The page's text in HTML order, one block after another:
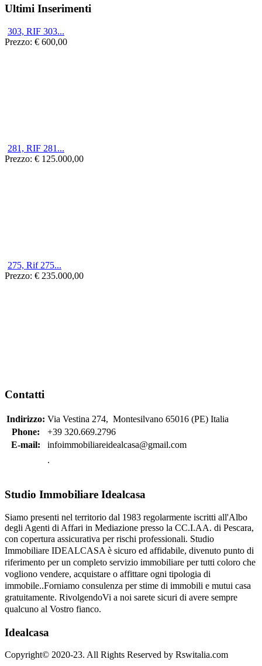
Ultimi Inserimenti
303, RIF 303...
Prezzo: € 600,00
281, RIF 281...
Prezzo: € 125.000,00
275, Rif 275...
Prezzo: € 235.000,00
Contatti
Indirizzo: Via Vestina 274, Montesilvano 65016 (PE) Italia
Phone:
+39 320.669.2796
E-mail:
infoimmobiliareidealcasa@gmail.com
.
Studio Immobiliare Idealcasa
Siamo presenti nel territorio dal 1983 regolarmente iscritti all'Albo
degli Agenti di Affari in Mediazione presso la CC.I.AA. di Pescara,
con copertura assicurativa per rischi professionali. Studio
Immobiliare IDEALCASA è sicuro ed affidabile, divenuto punto di
riferimento per un completo servizio immobiliare per tutti coloro che
vogliono vendere, acquistare o affittare ogni tipologia di
immobile..Forniamo consulenza per stime di immobili e mutui casa
gratuitamente. RivolgendoVi a noi sarete sicuri di avere sempre
qualcuno al Vostro fianco.
Idealcasa
Copyright© 2020-23. All Rights Reserved by Rswitalia.com